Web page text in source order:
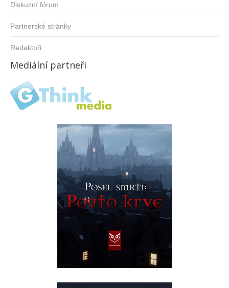
Diskuzní fórum
Partnerské stránky
Redaktoři
Mediální partneři